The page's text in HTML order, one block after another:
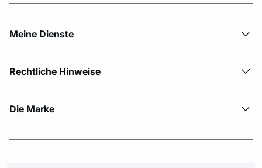
Meine Dienste
Rechtliche Hinweise
Die Marke